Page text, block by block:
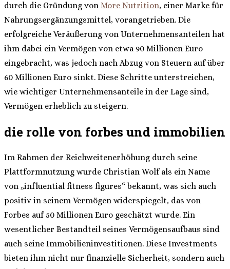
durch die Gründung von More Nutrition, einer Marke für
Nahrungsergänzungsmittel, vorangetrieben. Die
erfolgreiche Veräußerung von Unternehmensanteilen hat
ihm dabei ein Vermögen von etwa 90 Millionen Euro
eingebracht, was jedoch nach Abzug von Steuern auf über
60 Millionen Euro sinkt. Diese Schritte unterstreichen,
wie wichtiger Unternehmensanteile in der Lage sind,
Vermögen erheblich zu steigern.
die rolle von forbes und immobilien
Im Rahmen der Reichweitenerhöhung durch seine
Plattformnutzung wurde Christian Wolf als ein Name
von „influential fitness figures“ bekannt, was sich auch
positiv in seinem Vermögen widerspiegelt, das von
Forbes auf 50 Millionen Euro geschätzt wurde. Ein
wesentlicher Bestandteil seines Vermögensaufbaus sind
auch seine Immobilieninvestitionen. Diese Investments
bieten ihm nicht nur finanzielle Sicherheit, sondern auch